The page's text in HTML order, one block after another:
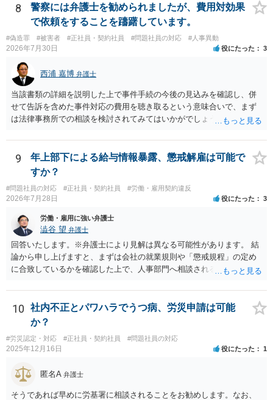
INEアカウント、メールアドレス等を持ち出して勧誘をしていることに
ついては、競業避止義務に違反しているものと考えられます。 もっと
も、正式には退職していないものの、出社もしていないということで
すと、在職中か退職扱いとなるかで争いになり、競業避止義務条項の
有効性が問題になるところであり、損害賠償請求を行うにしても損害
の主張・立証が容易ではないため、労働法を扱う弁護士にご相談され
るのがよいと思われます。
8
警察には弁護士を勧められましたが、費用対効果
で依頼をすることを躊躇しています。
#偽造罪 #被害者 #正社員・契約社員 #問題社員の対応 #人事異動
2026年7月30日 役にたった 3
西浦 嘉博 弁護士
当該書類の詳細を説明した上で事件手続の今後の見込みを確認し、併
せて告訴を含めた事件対応の費用を聴き取るという意味合いで、まず
は法律事務所での相談を検討されてみてはいかがでしょうか。 上記、
9
年上部下による給与情報暴露、懲戒解雇は可能で
すか？
#問題社員の対応 #正社員・契約社員 #労働・雇用契約違反
2026年7月28日 役にたった 3
労働・雇用に強い弁護士
澁谷 望 弁護士
回答いたします。※弁護士により見解は異なる可能性があります。 結
論から申し上げますと、まずは会社の就業規則や「懲戒規程」の定め
に合致しているかを確認した上で、人事部門へ相談されることが最優
ものの、重い懲戒処分の対象には十分なり得ます。 名誉や評価の回復
については、会社側に「部下の不正行為による情報漏洩」と正式に認
定させ、誤認した他部署への適切なフォローや周知を求めるのが有効
です。 あるいは、懲戒があったことを社内で周知される手続があるの
ならば、それにより軽微ながら回復はできるかもしれません。 さらに
個人としても、相手に対してプライバシー侵害等に基づく損害賠償
（慰謝料）を請求する選択肢がありえます（ただし、金額は多額にな
らない可能性があります。）。
10
社内不正とパワハラでうつ病、労災申請は可能
か？
#労災認定・対応 #正社員・契約社員 #問題社員の対応
2025年12月16日 役にたった 1
匿名A 弁護士
そうであれば早めに労基署に相談されることをお勧めします。なお、